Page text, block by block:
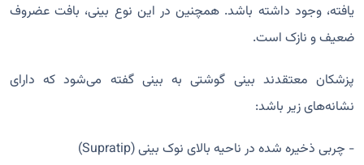
یافته، وجود داشته باشد. همچنین در این نوع بینی، بافت عضروف
ضعیف و نازک است.
پزشکان معتقدند بینی گوشتی به بینی گفته می‌شود که دارای
نشانه‌های زیر باشد:
- چربی ذخیره شده در ناحیه بالای نوک بینی (Supratip)